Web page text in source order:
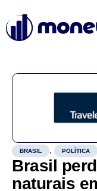
BRASIL , POLÍTICA
Brasil
naturais